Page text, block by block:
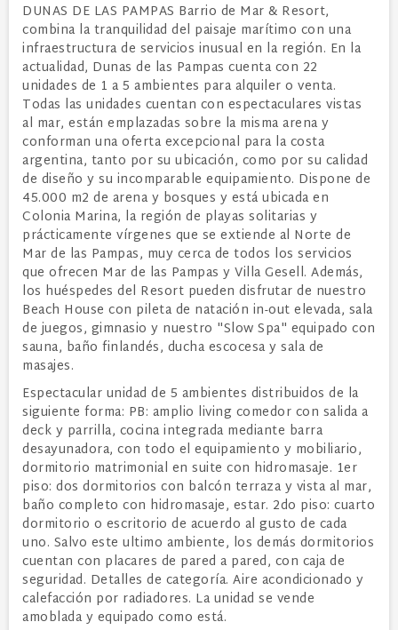
DUNAS DE LAS PAMPAS Barrio de Mar & Resort,
combina la tranquilidad del paisaje marítimo con una
infraestructura de servicios inusual en la región. En la
actualidad, Dunas de las Pampas cuenta con 22
unidades de 1 a 5 ambientes para alquiler o venta.
Todas las unidades cuentan con espectaculares vistas
al mar, están emplazadas sobre la misma arena y
conforman una oferta excepcional para la costa
argentina, tanto por su ubicación, como por su calidad
de diseño y su incomparable equipamiento. Dispone de
45.000 m2 de arena y bosques y está ubicada en
Colonia Marina, la región de playas solitarias y
prácticamente vírgenes que se extiende al Norte de
Mar de las Pampas, muy cerca de todos los servicios
que ofrecen Mar de las Pampas y Villa Gesell. Además,
los huéspedes del Resort pueden disfrutar de nuestro
Beach House con pileta de natación in-out elevada, sala
de juegos, gimnasio y nuestro "Slow Spa" equipado con
sauna, baño finlandés, ducha escocesa y sala de
masajes.
Espectacular unidad de 5 ambientes distribuidos de la
siguiente forma: PB: amplio living comedor con salida a
deck y parrilla, cocina integrada mediante barra
desayunadora, con todo el equipamiento y mobiliario,
dormitorio matrimonial en suite con hidromasaje. 1er
piso: dos dormitorios con balcón terraza y vista al mar,
baño completo con hidromasaje, estar. 2do piso: cuarto
dormitorio o escritorio de acuerdo al gusto de cada
uno. Salvo este ultimo ambiente, los demás dormitorios
cuentan con placares de pared a pared, con caja de
seguridad. Detalles de categoría. Aire acondicionado y
calefacción por radiadores. La unidad se vende
amoblada y equipado como está.